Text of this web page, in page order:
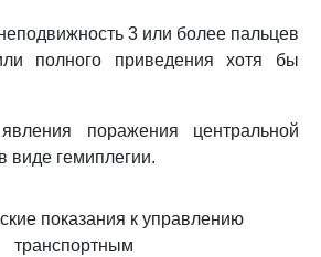
3 или более пальцев
полного приведения хотя бы
поражения центральной
виде гемиплегии.
показания к управлению
транспортным